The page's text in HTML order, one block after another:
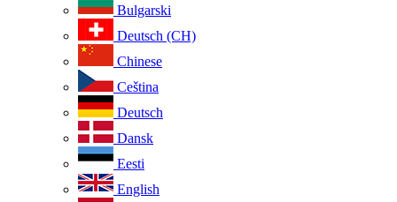
Bulgarski
Deutsch (CH)
Chinese
Ceština
Deutsch
Dansk
Eesti
English